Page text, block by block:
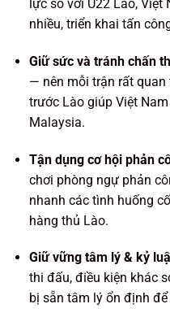
lực so với U22 Lào, Việt
nhiều, triển khai tấn
Giữ sức và tránh chấn
— nên mỗi trận rất
trước Lào giúp Việt
Malaysia.
Tận dụng cơ hội phản
chơi phòng ngự phản
nhanh các tình huống
hàng thủ Lào.
Giữ vững tâm lý & kỷ
thi đấu, điều kiện khác
bị sẵn tâm lý ổn định